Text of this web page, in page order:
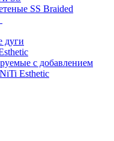
SS Braided
дуги
с добавлением
Esthetic